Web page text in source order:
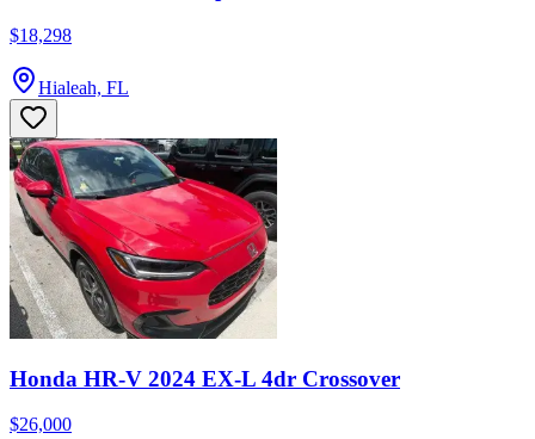
$18,298
Hialeah, FL
Honda HR-V 2024 EX-L 4dr Crossover
$26,000